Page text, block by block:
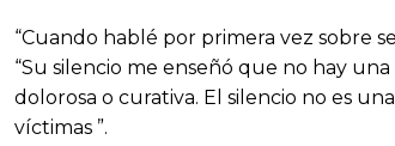
“Cuando hablé por primera vez sobre
“Su silencio me enseñó que no hay
dolorosa o curativa. El silencio no es
víctimas ”.